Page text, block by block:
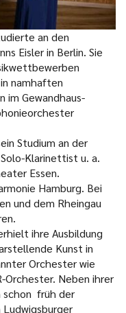
an den
Eisler in Berlin. Sie
namhaften
im Gewandhaus-
Studium an der
Klarinettist u. a.
Essen.
Hamburg. Bei
und dem Rheingau
ihre Ausbildung
Kunst in
Orchester wie
Orchester. Neben ihrer
früh der